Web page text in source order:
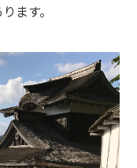
ます。